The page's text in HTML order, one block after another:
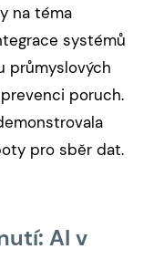
na téma
systémů
průmyslových
poruch.
pro sběr dat.
AI v